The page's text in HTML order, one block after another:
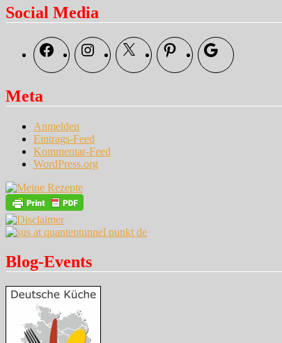
Social Media
FacebookInstagramX Pinterest Google
Meta
Anmelden
Eintrags-Feed
Kommentar-Feed
WordPress.org
Blog-Events